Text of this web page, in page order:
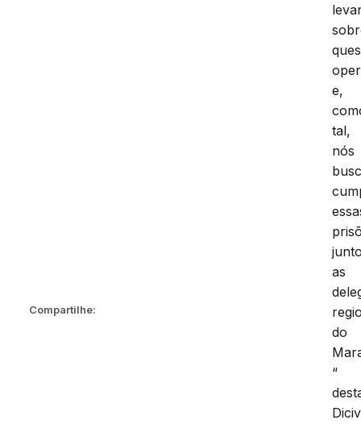
Compartilhe:
e,
tal,
nós
as
do
“